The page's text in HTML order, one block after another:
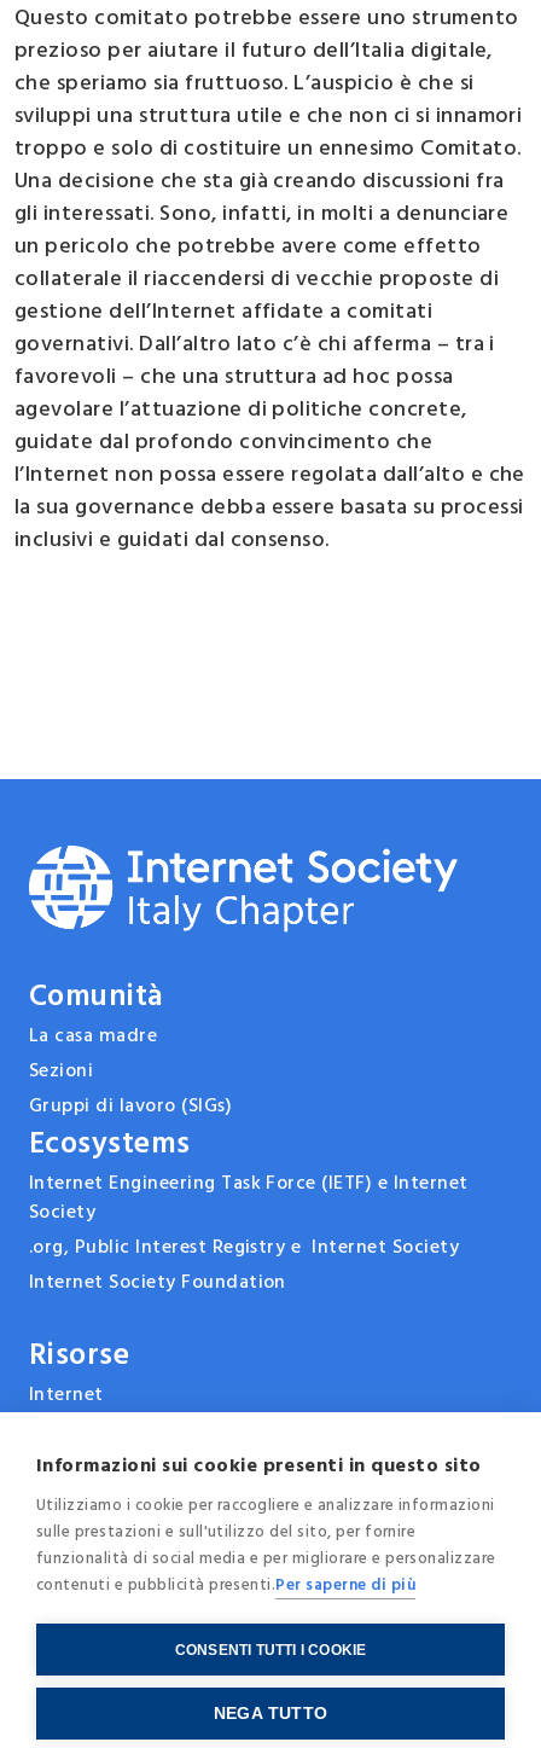
Questo comitato potrebbe essere uno strumento
prezioso per aiutare il futuro dell’Italia digitale,
che speriamo sia fruttuoso. L’auspicio è che si
sviluppi una struttura utile e che non ci si innamori
troppo e solo di costituire un ennesimo Comitato.
Una decisione che sta già creando discussioni fra
gli interessati. Sono, infatti, in molti a denunciare
un pericolo che potrebbe avere come effetto
collaterale il riaccendersi di vecchie proposte di
gestione dell’Internet affidate a comitati
governativi. Dall’altro lato c’è chi afferma – tra i
favorevoli – che una struttura ad hoc possa
agevolare l’attuazione di politiche concrete,
guidate dal profondo convincimento che
l’Internet non possa essere regolata dall’alto e che
la sua governance debba essere basata su processi
inclusivi e guidati dal consenso.
Comunità
La casa madre
Sezioni
Gruppi di lavoro (SIGs)
Ecosystems
Internet Engineering Task Force (IETF) e Internet
Society
.org, Public Interest Registry e Internet Society
Internet Society Foundation
Risorse
Internet
Tecnologie
Report, pubblicazioni e documenti
Eventi e conferenze
News
© 2025 - Internet Society Italia -Privacy
Policy-Credits
Informazioni sui cookie presenti in questo sito
Utilizziamo i cookie per raccogliere e analizzare informazioni
sulle prestazioni e sull'utilizzo del sito, per fornire
funzionalità di social media e per migliorare e personalizzare
contenuti e pubblicità presenti.Per saperne di più
CONSENTI TUTTI I COOKIE
NEGA TUTTO